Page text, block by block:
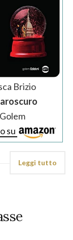
Brizio
Golem
su
Leggi tutto